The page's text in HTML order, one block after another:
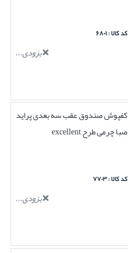
کد کالا : ۶۸۰۱
بزودی...
کفپوش صندوق عقب سه بعدی پراید
صبا چرمی طرح excellent
کد کالا : ۷۷۰۳
بزودی...